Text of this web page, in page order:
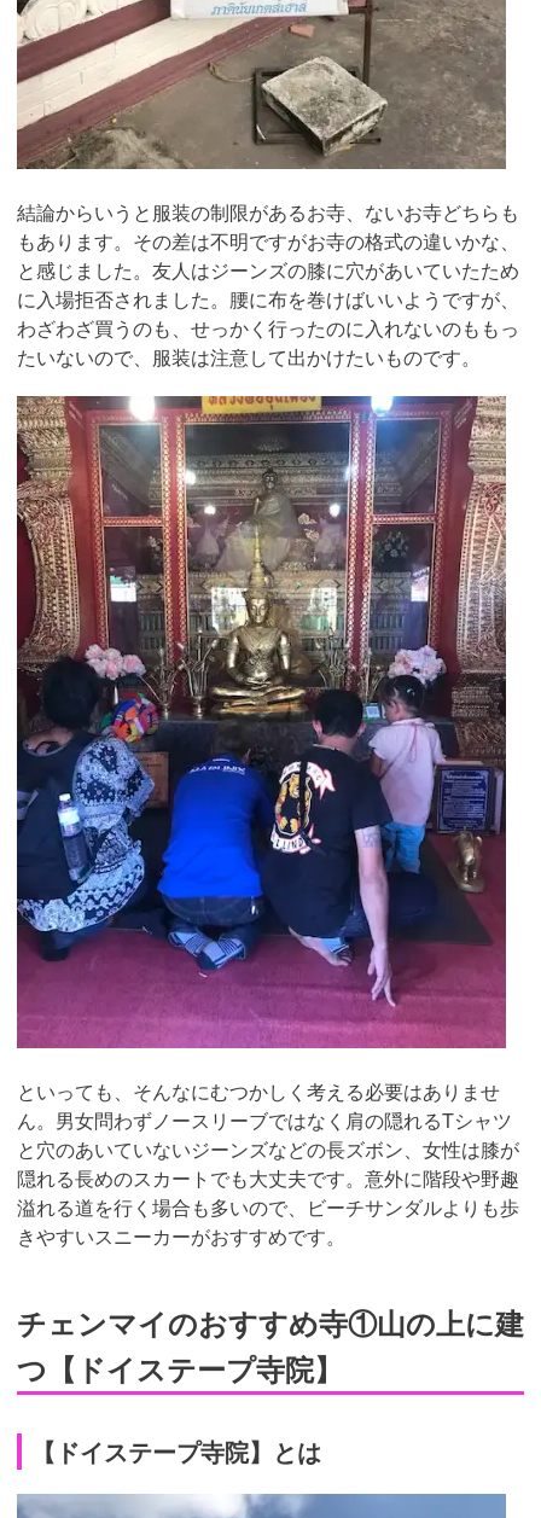
結論からいうと服装の制限があるお寺、ないお寺どちらも
もあります。その差は不明ですがお寺の格式の違いかな、
と感じました。友人はジーンズの膝に穴があいていたため
に入場拒否されました。腰に布を巻けばいいようですが、
わざわざ買うのも、せっかく行ったのに入れないのももっ
たいないので、服装は注意して出かけたいものです。
といっても、そんなにむつかしく考える必要はありませ
ん。男女問わずノースリーブではなく肩の隠れるTシャツ
と穴のあいていないジーンズなどの長ズボン、女性は膝が
隠れる長めのスカートでも大丈夫です。意外に階段や野趣
溢れる道を行く場合も多いので、ビーチサンダルよりも歩
きやすいスニーカーがおすすめです。
チェンマイのおすすめ寺①山の上に建
つ【ドイステープ寺院】
【ドイステープ寺院】とは